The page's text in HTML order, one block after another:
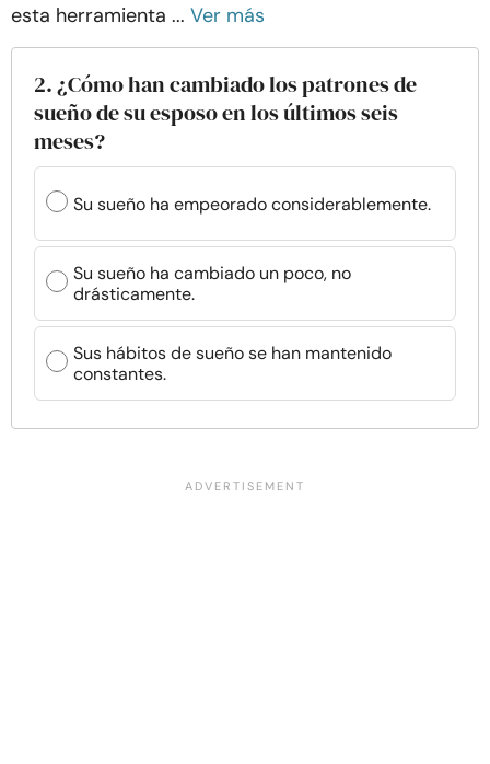
esta herramienta ... Ver más
2. ¿Cómo han cambiado los patrones de
sueño de su esposo en los últimos seis
meses?
Su sueño ha empeorado considerablemente.
Su sueño ha cambiado un poco, no
drásticamente.
Sus hábitos de sueño se han mantenido
constantes.